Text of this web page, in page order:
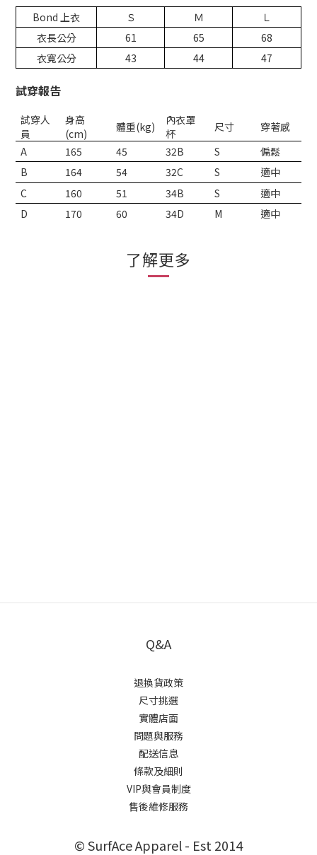
Bond 上衣 Ｓ Ｍ
Ｌ
衣長公分
61 65
68
衣寬公分
43 44 47
試穿報告
試穿人
員
身高
(cm)
體重(kg)
內衣罩
杯
尺寸
穿著感
A
165 45 32B S
偏鬆
B
164 54 32C S
適中
C
160 51 34B S
適中
D
170 60 34D M 適中
了解更多
Q&A
退換貨政策
尺寸挑選
實體店面
問題與服務
配送信息
條款及細則
VIP與會員制度
售後維修服務
© SurfAce Apparel - Est 2014